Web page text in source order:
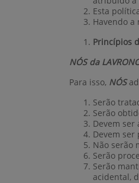
Esta
Havendo a
Princípios
NÓS da
Para isso, NÓS
Serão
Serão
Devem ser
Devem ser
Não serão
Serão
Serão
acidental,